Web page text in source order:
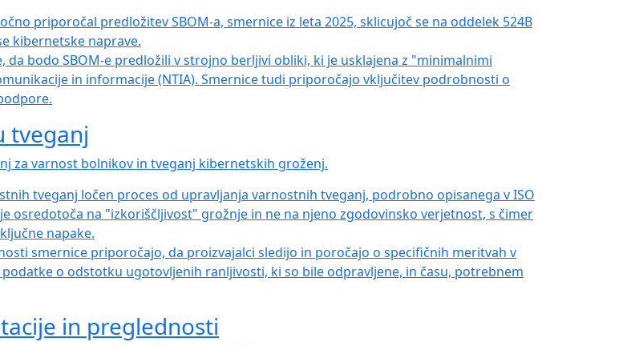
priporočal predložitev SBOM-a, smernice iz leta 2025, sklicujoč se na oddelek 524B
kibernetske naprave.
da bodo SBOM-e predložili v strojno berljivi obliki, ki je usklajena z "minimalnimi
in informacije (NTIA). Smernice tudi priporočajo vključitev podrobnosti o
tveganj
za varnost bolnikov in tveganj kibernetskih groženj.
tveganj ločen proces od upravljanja varnostnih tveganj, podrobno opisanega v ISO
osredotoča na "izkoriščljivost" grožnje in ne na njeno zgodovinsko verjetnost, s čimer
napake.
smernice priporočajo, da proizvajalci sledijo in poročajo o specifičnih meritvah v
podatke o odstotku ugotovljenih ranljivosti, ki so bile odpravljene, in času, potrebnem
in preglednosti